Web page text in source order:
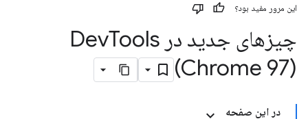
این مرور مفید بود؟
چیزهای جدید در Dev Tools
(Chrome 97)
در این صفحه